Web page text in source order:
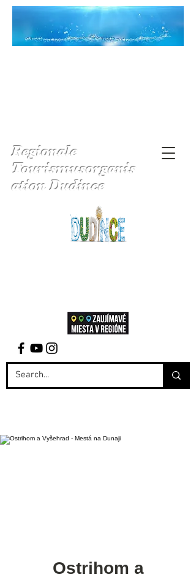
Regionale
Tourismusorganis
ation Dudince
Ostrihom a